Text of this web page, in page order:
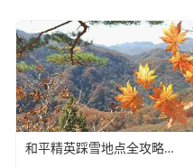
和平精英踩雪地点全攻略，在这些地方留下你的专属足迹-和平精英踩雪地点